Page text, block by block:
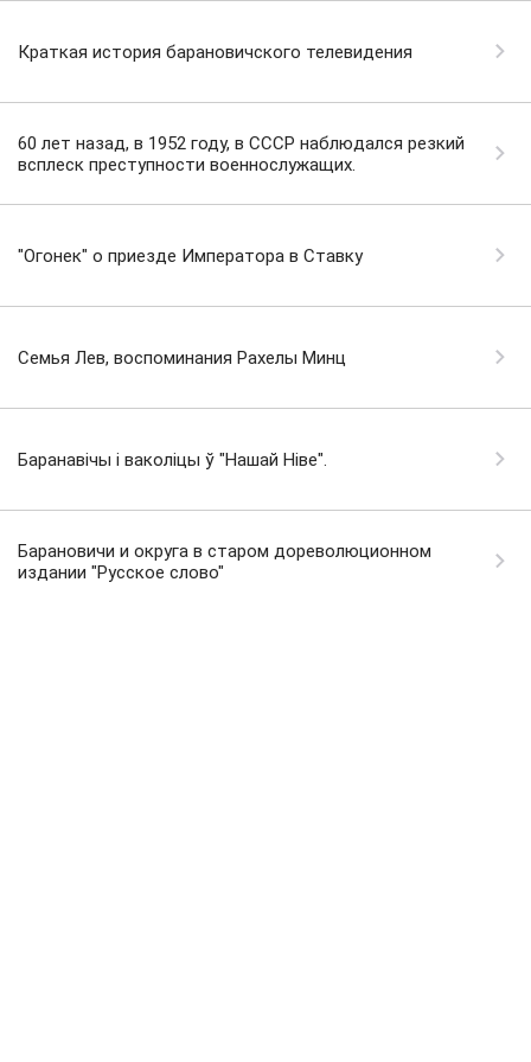
Краткая история барановичского телевидения
60 лет назад, в 1952 году, в СССР наблюдался резкий
всплеск преступности военнослужащих.
"Огонек" о приезде Императора в Ставку
Семья Лев, воспоминания Рахелы Минц
Баранавічы і ваколіцы ў "Нашай Ніве".
Барановичи и округа в старом дореволюционном
издании "Русское слово"